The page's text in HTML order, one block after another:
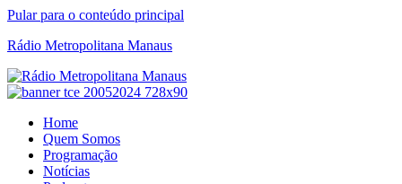
Pular para o conteúdo principal
Rádio Metropolitana Manaus
Home
Quem Somos
Programação
Notícias